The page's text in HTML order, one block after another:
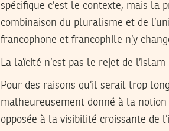
spécifique c’est le contexte, mais
combinaison du pluralisme et de
francophone et francophile n’y
La laïcité n’est pas le rejet de l’islam
Pour des raisons qu’il serait trop
malheureusement donné à la
opposée à la visibilité croissante de